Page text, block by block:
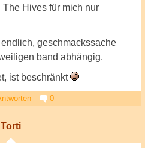
Hives für mich nur
geschmackssache
band abhängig.
ist beschränkt
0
Torti